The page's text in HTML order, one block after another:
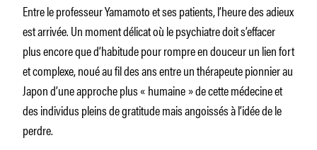
Entre le professeur Yamamoto et ses patients, l’heure des adieux
est arrivée. Un moment délicat où le psychiatre doit s’effacer
plus encore que d’habitude pour rompre en douceur un lien fort
et complexe, noué au fil des ans entre un thérapeute pionnier au
Japon d’une approche plus « humaine » de cette médecine et
des individus pleins de gratitude mais angoissés à l’idée de le
perdre.